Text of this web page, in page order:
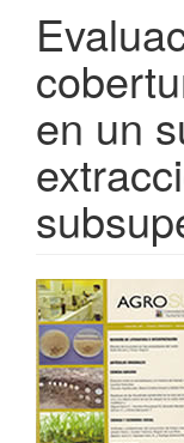
en un
Barra
lateral
del
artículo